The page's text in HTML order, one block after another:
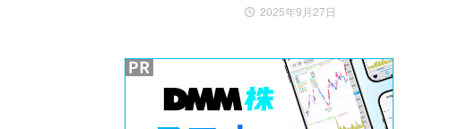
2025年9月27日